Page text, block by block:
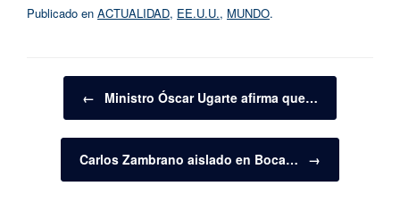
Publicado en ACTUALIDAD, EE.U.U., MUNDO.
Navegador de artículos
← Ministro Óscar Ugarte afirma que…
Carlos Zambrano aislado en Boca… →